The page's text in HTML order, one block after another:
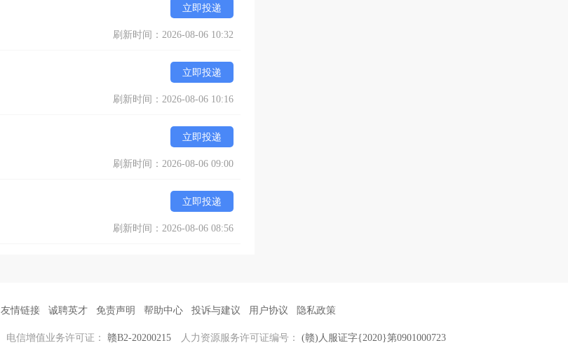
立即投递
刷新时间：2026-08-06 10:32
立即投递
刷新时间：2026-08-06 10:16
立即投递
刷新时间：2026-08-06 09:00
立即投递
刷新时间：2026-08-06 08:56
友情链接 诚聘英才 免责声明 帮助中心 投诉与建议 用户协议 隐私政策
电信增值业务许可证： 赣B2-20200215 人力资源服务许可证编号： (赣)人服证字{2020}第0901000723